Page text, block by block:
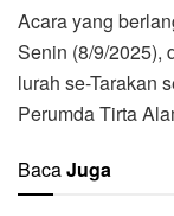
Acara yang
Senin (8/9/2025),
lurah se-Tarakan
Perumda Tirta
BacaJuga